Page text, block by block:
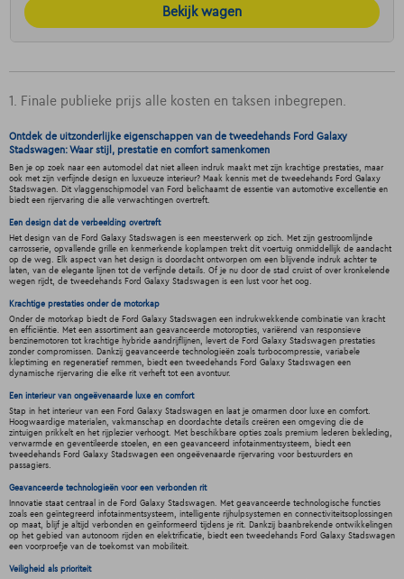
Bekijk wagen
1. Finale publieke prijs alle kosten en taksen inbegrepen.
Ontdek de uitzonderlijke eigenschappen van de tweedehands Ford Galaxy
Stadswagen: Waar stijl, prestatie en comfort samenkomen
Ben je op zoek naar een automodel dat niet alleen indruk maakt met zijn krachtige prestaties, maar
ook met zijn verfijnde design en luxueuze interieur? Maak kennis met de tweedehands Ford Galaxy
Stadswagen. Dit vlaggenschipmodel van Ford belichaamt de essentie van automotive excellentie en
biedt een rijervaring die alle verwachtingen overtreft.
Een design dat de verbeelding overtreft
Het design van de Ford Galaxy Stadswagen is een meesterwerk op zich. Met zijn gestroomlijnde
carrosserie, opvallende grille en kenmerkende koplampen trekt dit voertuig onmiddellijk de aandacht
op de weg. Elk aspect van het design is doordacht ontworpen om een blijvende indruk achter te
laten, van de elegante lijnen tot de verfijnde details. Of je nu door de stad cruist of over kronkelende
wegen rijdt, de tweedehands Ford Galaxy Stadswagen is een lust voor het oog.
Krachtige prestaties onder de motorkap
Onder de motorkap biedt de Ford Galaxy Stadswagen een indrukwekkende combinatie van kracht
en efficiëntie. Met een assortiment aan geavanceerde motoropties, variërend van responsieve
benzinemotoren tot krachtige hybride aandrijflijnen, levert de Ford Galaxy Stadswagen prestaties
zonder compromissen. Dankzij geavanceerde technologieën zoals turbocompressie, variabele
kleptiming en regeneratief remmen, biedt een tweedehands Ford Galaxy Stadswagen een
dynamische rijervaring die elke rit verheft tot een avontuur.
Een interieur van ongeëvenaarde luxe en comfort
Stap in het interieur van een Ford Galaxy Stadswagen en laat je omarmen door luxe en comfort.
Hoogwaardige materialen, vakmanschap en doordachte details creëren een omgeving die de
zintuigen prikkelt en het rijplezier verhoogt. Met beschikbare opties zoals premium lederen bekleding,
verwarmde en geventileerde stoelen, en een geavanceerd infotainmentsysteem, biedt een
tweedehands Ford Galaxy Stadswagen een ongeëvenaarde rijervaring voor bestuurders en
passagiers.
Geavanceerde technologieën voor een verbonden rit
Innovatie staat centraal in de Ford Galaxy Stadswagen. Met geavanceerde technologische functies
zoals een geïntegreerd infotainmentsysteem, intelligente rijhulpsystemen en connectiviteitsoplossingen
op maat, blijf je altijd verbonden en geïnformeerd tijdens je rit. Dankzij baanbrekende ontwikkelingen
op het gebied van autonoom rijden en elektrificatie, biedt een tweedehands Ford Galaxy Stadswagen
een voorproefje van de toekomst van mobiliteit.
Veiligheid als prioriteit